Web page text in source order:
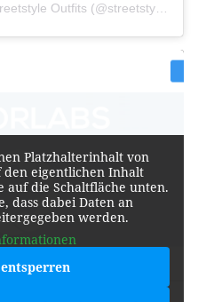
Ein Beitrag geteilt von Streetstyle Outfits (@streetstyle__outfits)
Platzhalterinhalt von
den eigentlichen Inhalt
auf die Schaltfläche unten.
dass dabei Daten an
werden.